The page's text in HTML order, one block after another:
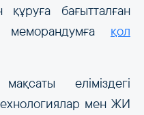
бағытталған
меморандумға қол
мақсаты еліміздегі
мен ЖИ